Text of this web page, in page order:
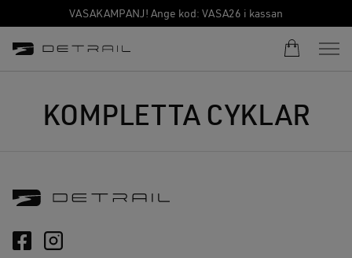
VASAKAMPANJ! Ange kod: VASA26 i kassan
KOMPLETTA CYKLAR